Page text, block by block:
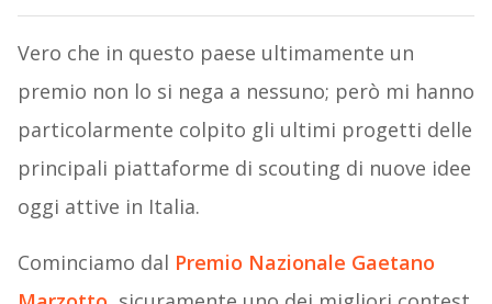
Vero che in questo paese ultimamente un
premio non lo si nega a nessuno; però mi hanno
particolarmente colpito gli ultimi progetti delle
principali piattaforme di scouting di nuove idee
oggi attive in Italia.
Cominciamo dal Premio Nazionale Gaetano